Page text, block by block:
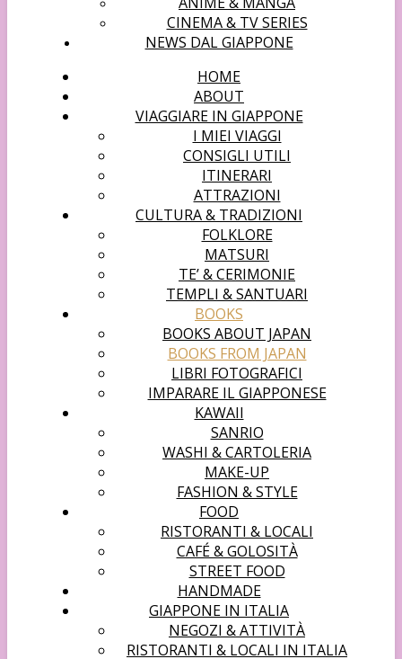
CINEMA & TV SERIES
NEWS DAL GIAPPONE
HOME
ABOUT
VIAGGIARE IN GIAPPONE
I MIEI VIAGGI
CONSIGLI UTILI
ITINERARI
ATTRAZIONI
CULTURA & TRADIZIONI
FOLKLORE
MATSURI
TE’ & CERIMONIE
TEMPLI & SANTUARI
BOOKS
BOOKS ABOUT JAPAN
BOOKS FROM JAPAN
LIBRI FOTOGRAFICI
IMPARARE IL GIAPPONESE
KAWAII
SANRIO
WASHI & CARTOLERIA
MAKE-UP
FASHION & STYLE
FOOD
RISTORANTI & LOCALI
CAFÉ & GOLOSITÀ
STREET FOOD
HANDMADE
GIAPPONE IN ITALIA
NEGOZI & ATTIVITÀ
RISTORANTI & LOCALI IN ITALIA